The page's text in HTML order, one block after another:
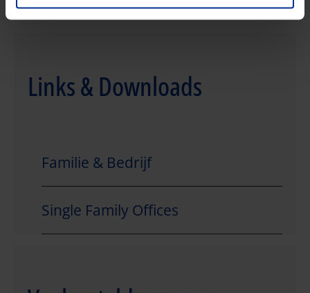
contact opnemen met een van onze specialisten.
Links & Downloads
Familie & Bedrijf
Single Family Offices